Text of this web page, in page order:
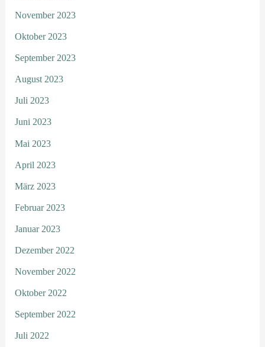
November 2023
Oktober 2023
September 2023
August 2023
Juli 2023
Juni 2023
Mai 2023
April 2023
März 2023
Februar 2023
Januar 2023
Dezember 2022
November 2022
Oktober 2022
September 2022
Juli 2022